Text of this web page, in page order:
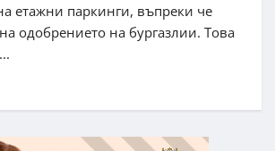
етажни паркинги, въпреки че
одобрението на бургазлии. Това